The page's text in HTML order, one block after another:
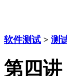
软件测试 > 测
第四